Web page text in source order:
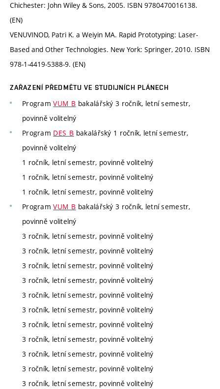
Chichester: John Wiley & Sons, 2005. ISBN 9780470016138.
(EN)
VENUVINOD, Patri K. a Weiyin MA. Rapid Prototyping: Laser-
Based and Other Technologies. New York: Springer, 2010. ISBN
978-1-4419-5388-9. (EN)
ZAŘAZENÍ PŘEDMĚTU VE STUDIJNÍCH PLÁNECH
ProgramVUM_B bakalářský 3 ročník, letní semestr,
povinně volitelný
Program DES_B bakalářský 1 ročník, letní semestr,
povinně volitelný
1 ročník, letní semestr, povinně volitelný
1 ročník, letní semestr, povinně volitelný
1 ročník, letní semestr, povinně volitelný
ProgramVUM_B bakalářský 3 ročník, letní semestr,
povinně volitelný
3 ročník, letní semestr, povinně volitelný
3 ročník, letní semestr, povinně volitelný
3 ročník, letní semestr, povinně volitelný
3 ročník, letní semestr, povinně volitelný
3 ročník, letní semestr, povinně volitelný
3 ročník, letní semestr, povinně volitelný
3 ročník, letní semestr, povinně volitelný
3 ročník, letní semestr, povinně volitelný
3 ročník, letní semestr, povinně volitelný
3 ročník, letní semestr, povinně volitelný
3 ročník, letní semestr, povinně volitelný